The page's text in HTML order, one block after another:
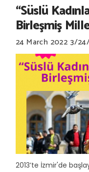
“Süslü
Birleşmiş
24 March 2022 3/
2013’te İzmir'de